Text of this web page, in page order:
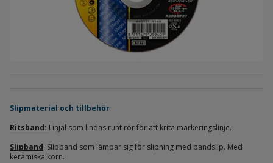
Slipmaterial och tillbehör
Ritsband: Linjal som lindas runt rör för att krita markeringslinje.
Slipband: Slipband som lämpar sig för slipning med bandslip. Med
keramiska korn.